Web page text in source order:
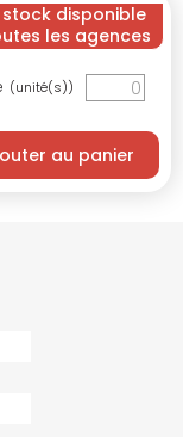
disponible
les agences
(unité(s))
au panier